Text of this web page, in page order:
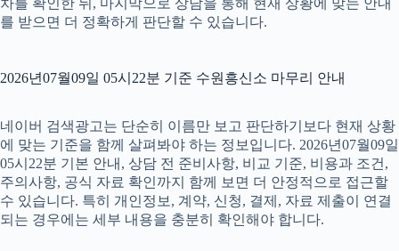
차를 확인한 뒤, 마지막으로 상담을 통해 현재 상황에 맞는 안내
를 받으면 더 정확하게 판단할 수 있습니다.
2026년07월09일 05시22분 기준 수원흥신소 마무리 안내
네이버 검색광고는 단순히 이름만 보고 판단하기보다 현재 상황
에 맞는 기준을 함께 살펴봐야 하는 정보입니다. 2026년07월09일
05시22분 기본 안내, 상담 전 준비사항, 비교 기준, 비용과 조건,
주의사항, 공식 자료 확인까지 함께 보면 더 안정적으로 접근할
수 있습니다. 특히 개인정보, 계약, 신청, 결제, 자료 제출이 연결
되는 경우에는 세부 내용을 충분히 확인해야 합니다.